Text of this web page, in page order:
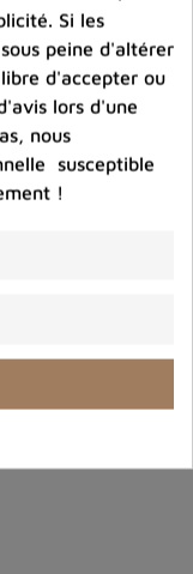
ce que vous
métropolitaine.
Si les
peine d'altérer
d'accepter ou
lors d'une
nous
susceptible
!